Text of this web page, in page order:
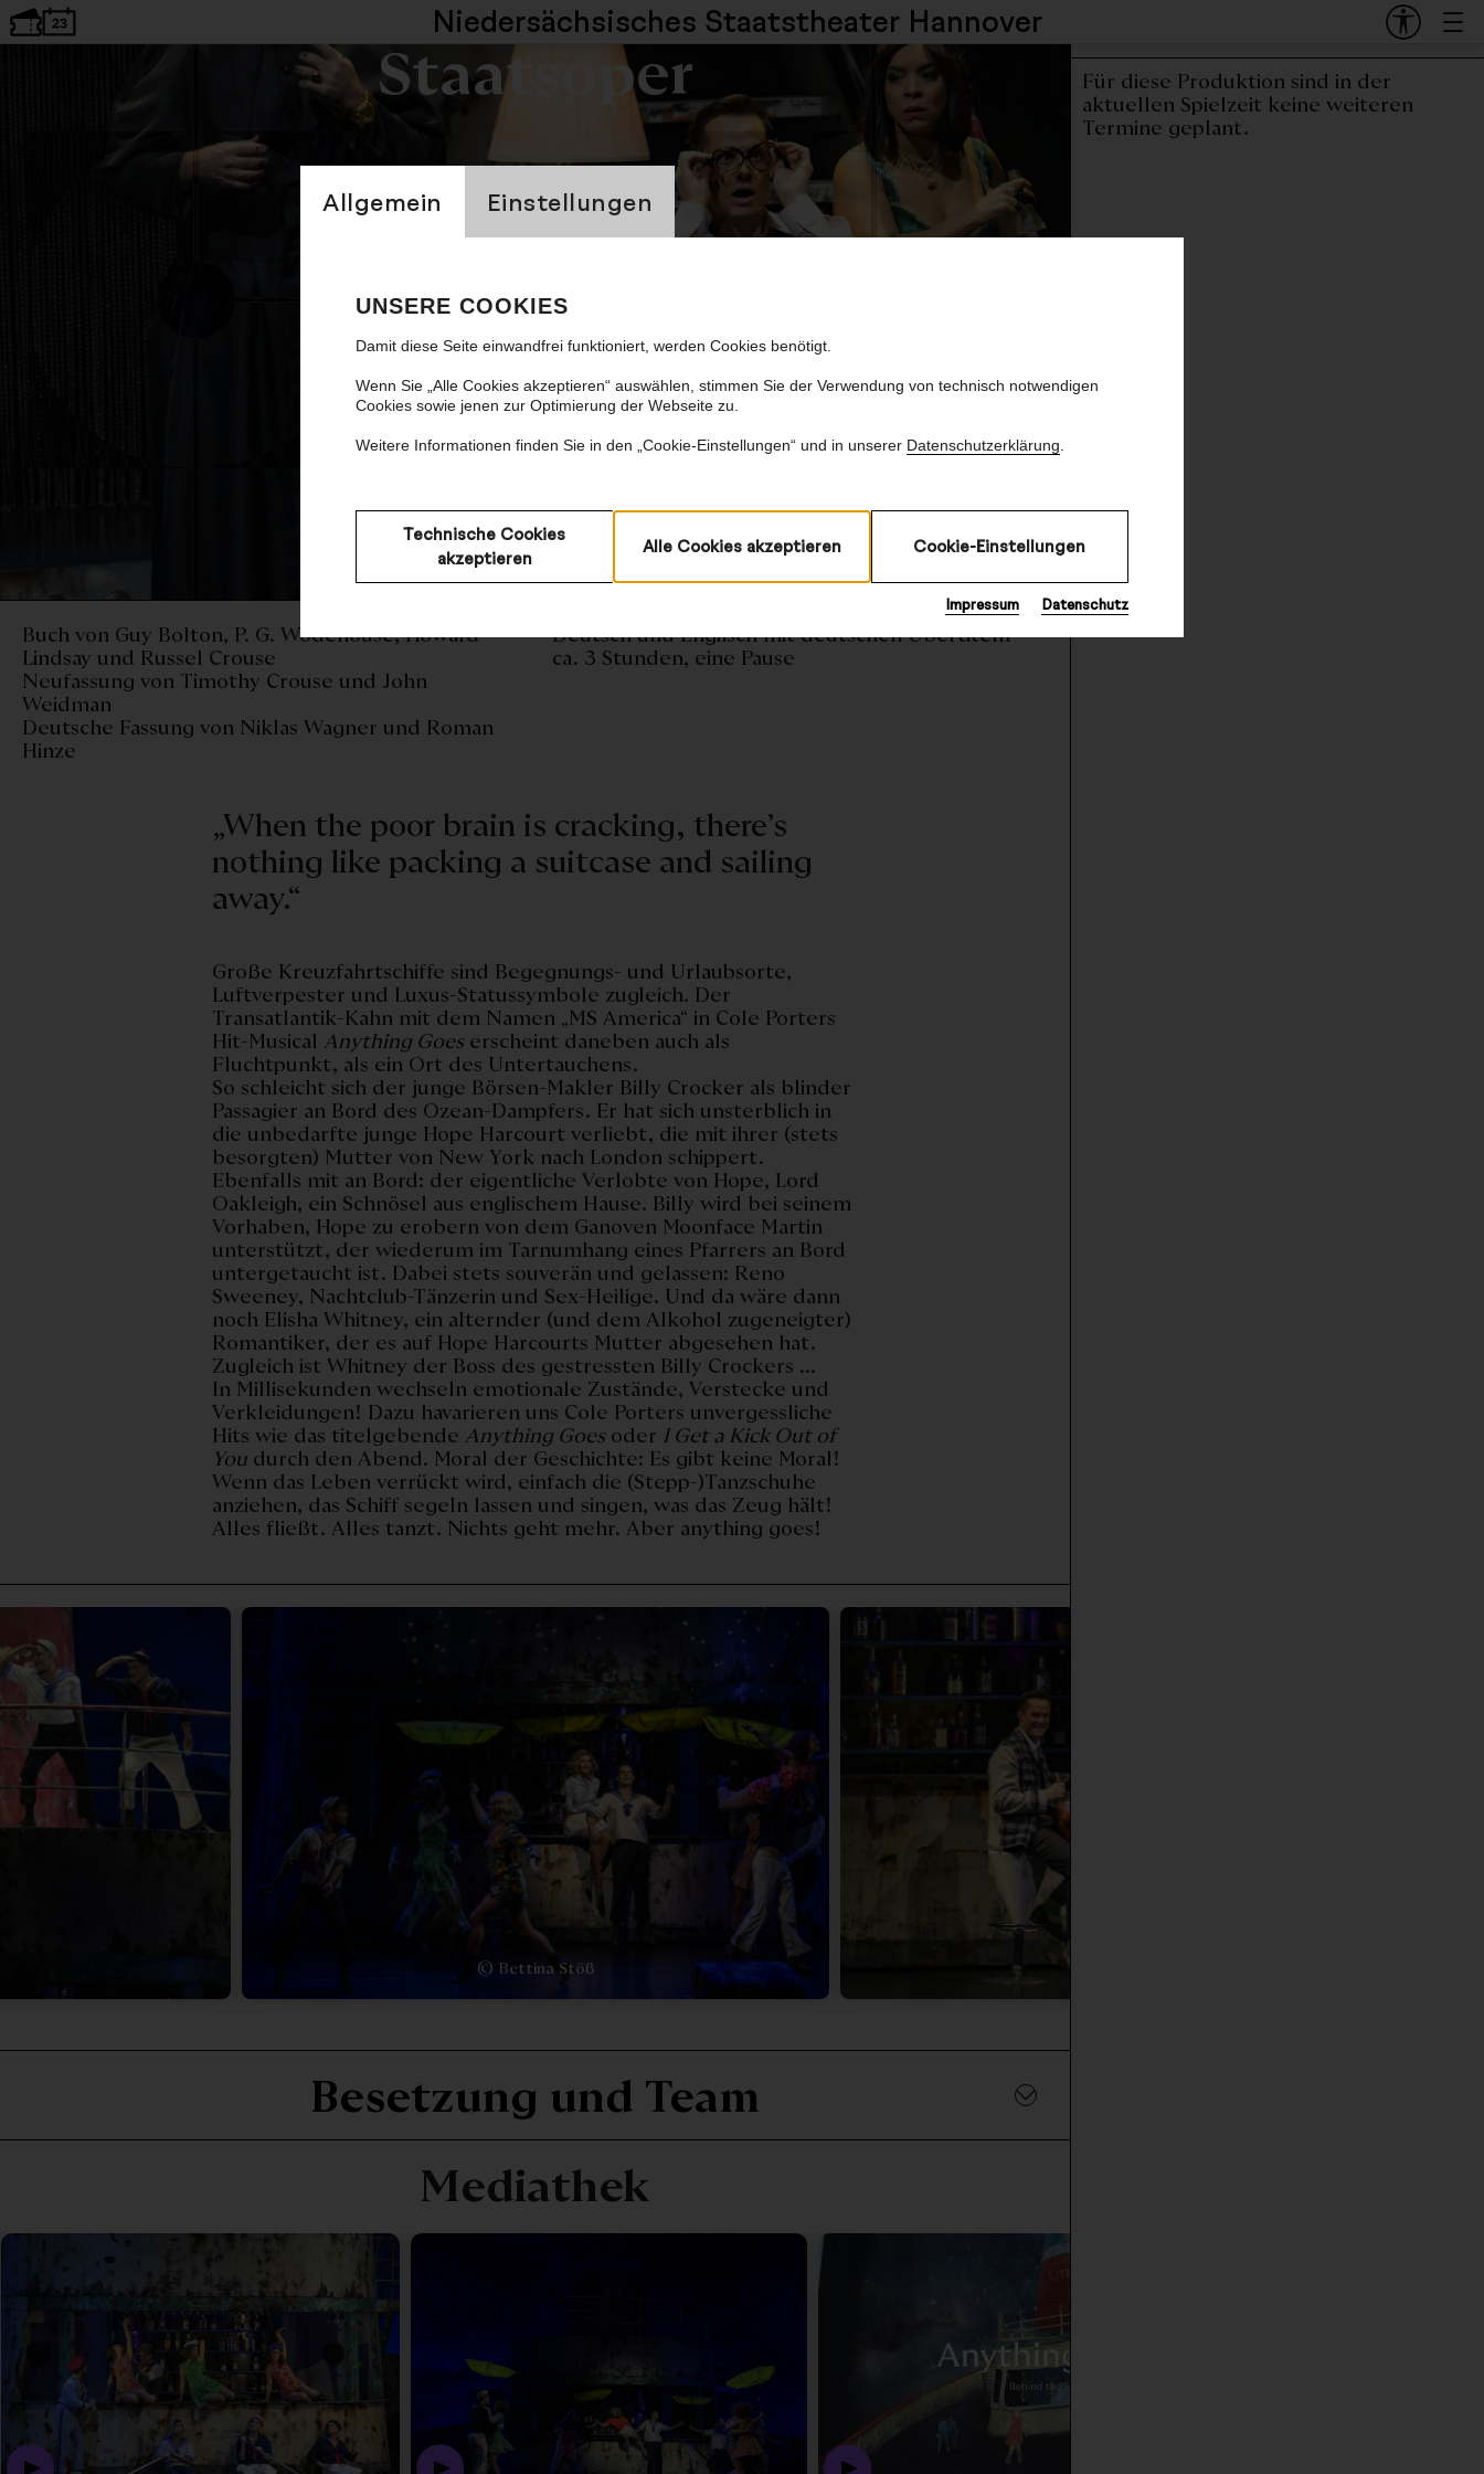
Allgemein Einstellungen
UNSERE COOKIES
Damit diese Seite einwandfrei funktioniert, werden Cookies benötigt.
Wenn Sie „Alle Cookies akzeptieren“ auswählen, stimmen Sie der Verwendung von technisch notwendigen
Cookies sowie jenen zur Optimierung der Webseite zu.
Weitere Informationen finden Sie in den „Cookie-Einstellungen“ und in unserer Datenschutzerklärung
Technische Cookies
akzeptieren
Alle Cookies akzeptieren Cookie-Einstellungen
Impressum Datenschutz
Niedersächsisches Staatstheater Hannover
Staatsoper
© Bettina Stöß
Musical von Cole Porter
Buch von Guy Bolton, P. G. Wodehouse, Howard
Lindsay und Russel Crouse
Neufassung von Timothy Crouse und John
Weidman
Deutsche Fassung von Niklas Wagner und Roman
Hinze
Deutsch und Englisch mit deutschen Übertiteln
ca. 3 Stunden, eine Pause
„When the poor brain is cracking, there’s
nothing like packing a suitcase and sailing
away.“
Große Kreuzfahrtschiffe sind Begegnungs- und Urlaubsorte,
Luftverpester und Luxus-Statussymbole zugleich. Der
Transatlantik-Kahn mit dem Namen „MS America“ in Cole Porters
Hit-Musical Anything Goeserscheint daneben auch als
Fluchtpunkt, als ein Ort des Untertauchens.
So schleicht sich der junge Börsen-Makler Billy Crocker als blinder
Passagier an Bord des Ozean-Dampfers. Er hat sich unsterblich in
die unbedarfte junge Hope Harcourt verliebt, die mit ihrer (stets
besorgten) Mutter von New York nach London schippert.
Ebenfalls mit an Bord: der eigentliche Verlobte von Hope, Lord
Oakleigh, ein Schnösel aus englischem Hause. Billy wird bei seinem
Vorhaben, Hope zu erobern von dem Ganoven Moonface Martin
unterstützt, der wiederum im Tarnumhang eines Pfarrers an Bord
untergetaucht ist. Dabei stets souverän und gelassen: Reno
Sweeney, Nachtclub-Tänzerin und Sex-Heilige. Und da wäre dann
noch Elisha Whitney, ein alternder (und dem Alkohol zugeneigter)
Romantiker, der es auf Hope Harcourts Mutter abgesehen hat.
Zugleich ist Whitney der Boss des gestressten Billy Crockers ...
In Millisekunden wechseln emotionale Zustände, Verstecke und
Verkleidungen! Dazu havarieren uns Cole Porters unvergessliche
Hits wie das titelgebende Anything Goesoder I Get a Kick Out of
You durch den Abend. Moral der Geschichte: Es gibt keine Moral!
Wenn das Leben verrückt wird, einfach die (Stepp-)Tanzschuhe
anziehen, das Schiff segeln lassen und singen, was das Zeug hält!
Alles fließt. Alles tanzt. Nichts geht mehr. Aber anything goes!
Termine und Tickets
Für diese Produktion sind in der
aktuellen Spielzeit keine weiteren
Termine geplant.
© Bettina Stöß
Besetzung und Team
Mediathek